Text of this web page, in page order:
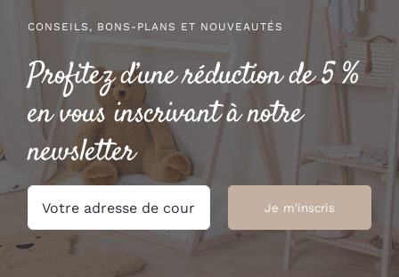
CONSEILS, BONS-PLANS ET NOUVEAUTÉS
Profitez d’une réduction de 5 %
en vous inscrivant à notre
newsletter